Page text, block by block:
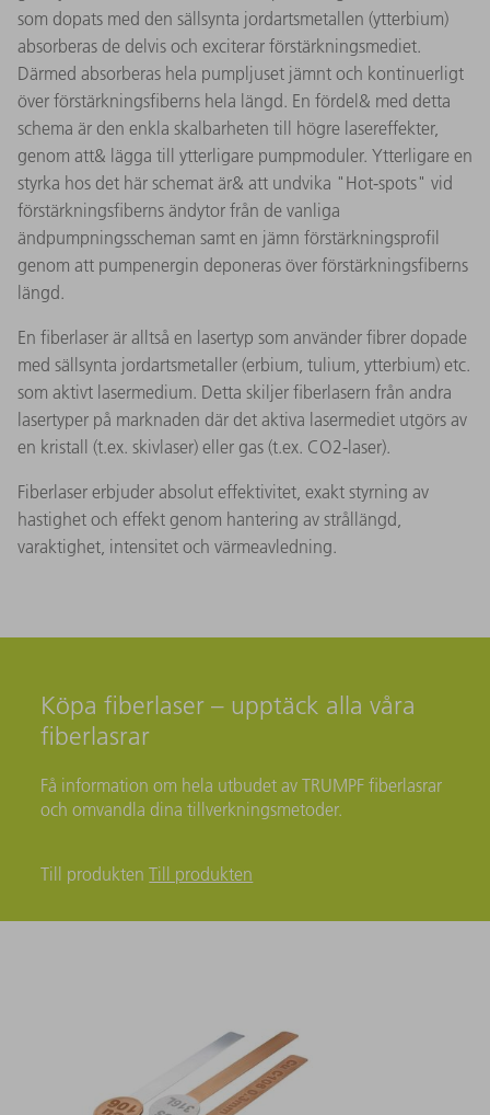
som dopats med den sällsynta jordartsmetallen (ytterbium)
absorberas de delvis och exciterar förstärkningsmediet.
Därmed absorberas hela pumpljuset jämnt och kontinuerligt
över förstärkningsfiberns hela längd. En fördel& med detta
schema är den enkla skalbarheten till högre lasereffekter,
genom att& lägga till ytterligare pumpmoduler. Ytterligare en
styrka hos det här schemat är& att undvika "Hot-spots" vid
förstärkningsfiberns ändytor från de vanliga
ändpumpningsscheman samt en jämn förstärkningsprofil
genom att pumpenergin deponeras över förstärkningsfiberns
längd.
En fiberlaser är alltså en lasertyp som använder fibrer dopade
med sällsynta jordartsmetaller (erbium, tulium, ytterbium) etc.
som aktivt lasermedium. Detta skiljer fiberlasern från andra
lasertyper på marknaden där det aktiva lasermediet utgörs av
en kristall (t.ex. skivlaser) eller gas (t.ex. CO2-laser).
Fiberlaser erbjuder absolut effektivitet, exakt styrning av
hastighet och effekt genom hantering av strållängd,
varaktighet, intensitet och värmeavledning.
Köpa fiberlaser – upptäck alla våra
fiberlasrar
Få information om hela utbudet av TRUMPF fiberlasrar
och omvandla dina tillverkningsmetoder.
Till produktenTill produkten